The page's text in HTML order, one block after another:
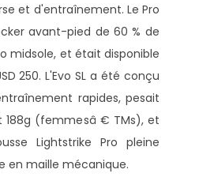
et d'entraînement. Le Pro
avant-pied de 60 % de
midsole, et était disponible
250. L'Evo SL a été conçu
rapides, pesait
(femmesâ € TMs), et
Lightstrike Pro pleine
en maille mécanique.